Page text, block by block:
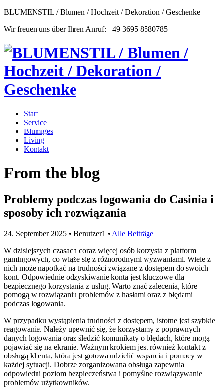
BLUMENSTIL / Blumen / Hochzeit / Dekoration / Geschenke
Wir freuen uns über Ihren Anruf: +49 3695 8580785
Start
Service
Blumiges
Living
Kontakt
From the blog
Problemy podczas logowania do Casinia i
sposoby ich rozwiązania
24. September 2025 • Benutzer1 • Alle Beiträge
W dzisiejszych czasach coraz więcej osób korzysta z platform
gamingowych, co wiąże się z różnorodnymi wyzwaniami. Wiele z
nich może napotkać na trudności związane z dostępem do swoich
kont. Odpowiednie odzyskiwanie konta jest kluczowe dla
bezpiecznego korzystania z usług. Warto znać zalecenia, które
pomogą w rozwiązaniu problemów z hasłami oraz z błędami
podczas logowania.
W przypadku wystąpienia trudności z dostępem, istotne jest szybkie
reagowanie. Należy upewnić się, że korzystamy z poprawnych
danych logowania oraz śledzić komunikaty o błędach, które mogą
pojawiać się na ekranie. Ważnym krokiem jest również kontakt z
obsługą klienta, która jest gotowa udzielić wsparcia i pomocy w
każdej sytuacji. Dobrze zorganizowana obsługa zapewnia
odpowiedni poziom bezpieczeństwa i pomyślne rozwiązywanie
problemów użytkowników.